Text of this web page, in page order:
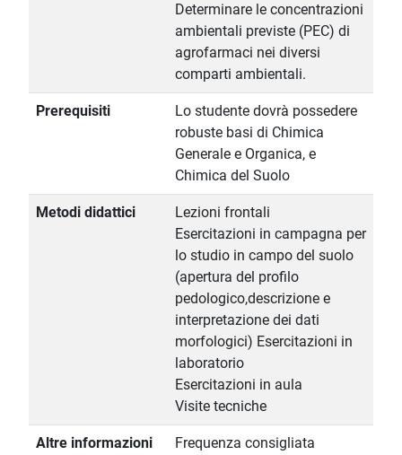
Determinare le concentrazioni
ambientali previste (PEC) di
agrofarmaci nei diversi
comparti ambientali.
Prerequisiti
Lo studente dovrà possedere
robuste basi di Chimica
Generale e Organica, e
Chimica del Suolo
Metodi didattici
Lezioni frontali
Esercitazioni in campagna per
lo studio in campo del suolo
(apertura del profilo
pedologico,descrizione e
interpretazione dei dati
morfologici) Esercitazioni in
laboratorio
Esercitazioni in aula
Visite tecniche
Altre informazioni
Frequenza consigliata